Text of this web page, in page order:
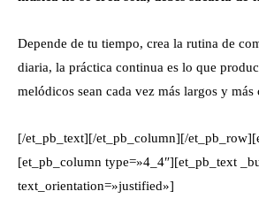
Depende de tu tiempo, crea la rutina de
diaria, la práctica continua es lo que
melódicos sean cada vez más largos y más
[/et_pb_text][/et_pb_column][/
[et_pb_column type=»4_4″][et_pb_text
text_orientation=»justified»]